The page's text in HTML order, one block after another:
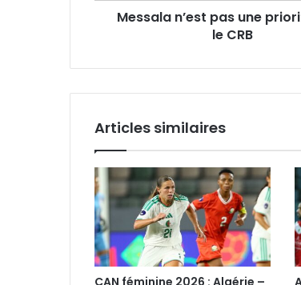
Messala n’est pas une
le CRB
Articles similaires